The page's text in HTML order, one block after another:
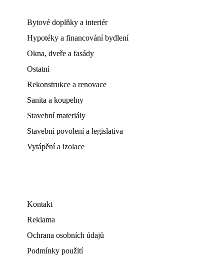
Bytové doplňky a interiér
Hypotéky a financování bydlení
Okna, dveře a fasády
Ostatní
Rekonstrukce a renovace
Sanita a koupelny
Stavební materiály
Stavební povolení a legislativa
Vytápění a izolace
Kontakt
Reklama
Ochrana osobních údajů
Podmínky použití